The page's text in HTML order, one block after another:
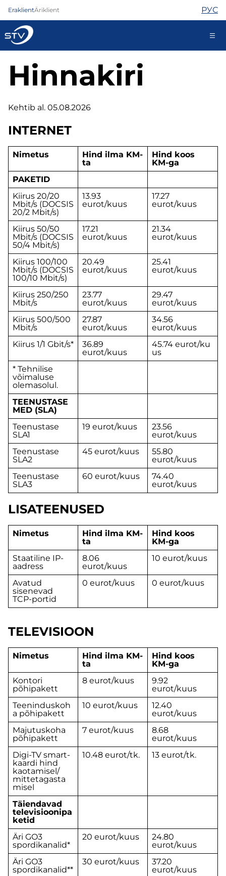
EraklientÄriklient РУС
688 0808
Internet
Telefon
Turvateenused
Abi
Pood
Uudised
Kontaktid
Hinnakiri
Kehtib al. 05.08.2026
INTERNET
Nimetus
Hind ilma KM-
ta
Hind koos
KM-ga
PAKETID
Kiirus 20/20
Mbit/s (DOCSIS
20/2 Mbit/s)
13.93
eurot/kuus
17.27
eurot/kuus
Kiirus 50/50
Mbit/s (DOCSIS
50/4 Mbit/s)
17.21
eurot/kuus
21.34
eurot/kuus
Kiirus 100/100
Mbit/s (DOCSIS
100/10 Mbit/s)
20.49
eurot/kuus
25.41
eurot/kuus
Kiirus 250/250
Mbit/s
23.77
eurot/kuus
29.47
eurot/kuus
Kiirus 500/500
Mbit/s
27.87
eurot/kuus
34.56
eurot/kuus
Kiirus 1/1 Gbit/s*
36.89
eurot/kuus
45.74 eurot/ku
us
* Tehnilise
võimaluse
olemasolul.
TEENUSTASE
MED (SLA)
Teenustase
SLA1
19 eurot/kuus
23.56
eurot/kuus
Teenustase
SLA2
45 eurot/kuus
55.80
eurot/kuus
Teenustase
SLA3
60 eurot/kuus
74.40
eurot/kuus
LISATEENUSED
Nimetus
Hind ilma KM-
ta
Hind koos
KM-ga
Staatiline IP-
aadress
8.06
eurot/kuus
10 eurot/kuus
Avatud
sisenevad
TCP-portid
0 eurot/kuus 0 eurot/kuus
TELEVISIOON
Nimetus
Hind ilma KM-
ta
Hind koos
KM-ga
Kontori
põhipakett
8 eurot/kuus
9.92
eurot/kuus
Teeninduskoh
a põhipakett
10 eurot/kuus
12.40
eurot/kuus
Majutuskoha
põhipakett
7 eurot/kuus
8.68
eurot/kuus
Digi-TV smart-
kaardi hind
kaotamisel/
mittetagasta
misel
10.48 eurot/tk. 13 eurot/tk.
Täiendavad
televisioonipa
ketid
Äri GO3
spordikanalid*
20 eurot/kuus
24.80
eurot/kuus
Äri GO3
spordikanalid**
30 eurot/kuus
37.20
eurot/kuus